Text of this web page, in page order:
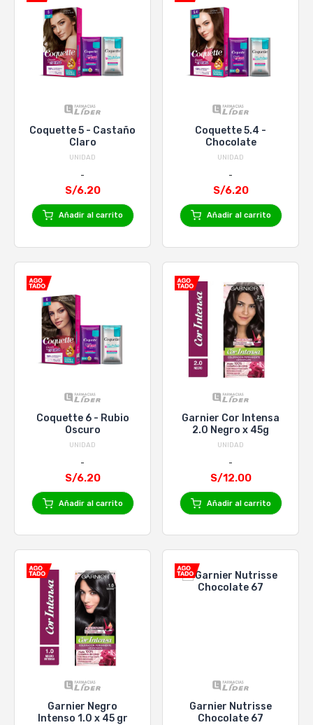
Coquette 5 - Castaño
Claro
UNIDAD
S/6.20
Añadir al carrito
Coquette 5.4 -
Chocolate
UNIDAD
S/6.20
Añadir al carrito
Coquette 6 - Rubio
Oscuro
UNIDAD
S/6.20
Añadir al carrito
Garnier Cor Intensa
2.0 Negro x 45g
UNIDAD
S/12.00
Añadir al carrito
Garnier Negro
Intenso 1.0 x 45 gr
Garnier Nutrisse
Chocolate 67